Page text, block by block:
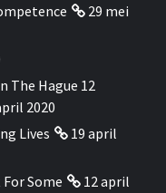
29 mei
The Hague 12
2020
Lives
19 april
Some
12 april